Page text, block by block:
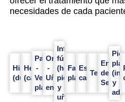
necesidades de cada
Hiperqueratosis
(durezas)
Helomas
(callos)
Papilomas
-
Verrugas
plantares
Onicocriptosis
-
Uña
encarnada
Infecciones
fúngicas
(hongos
piel
y
uñas)
Fascitis
plantar
Espolón
calcáneo
Tendinitis
de
Sever
Pie
y